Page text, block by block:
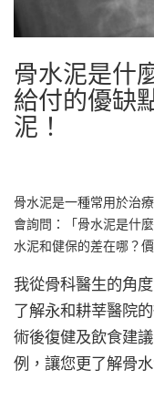
骨水泥是什
給付的優缺
泥！
骨水泥是一種常用於治
會詢問：「骨水泥是什
水泥和健保的差在哪？
我從骨科醫生的角
了解永和耕莘醫院的
術後復健及飲食建
例，讓您更了解骨